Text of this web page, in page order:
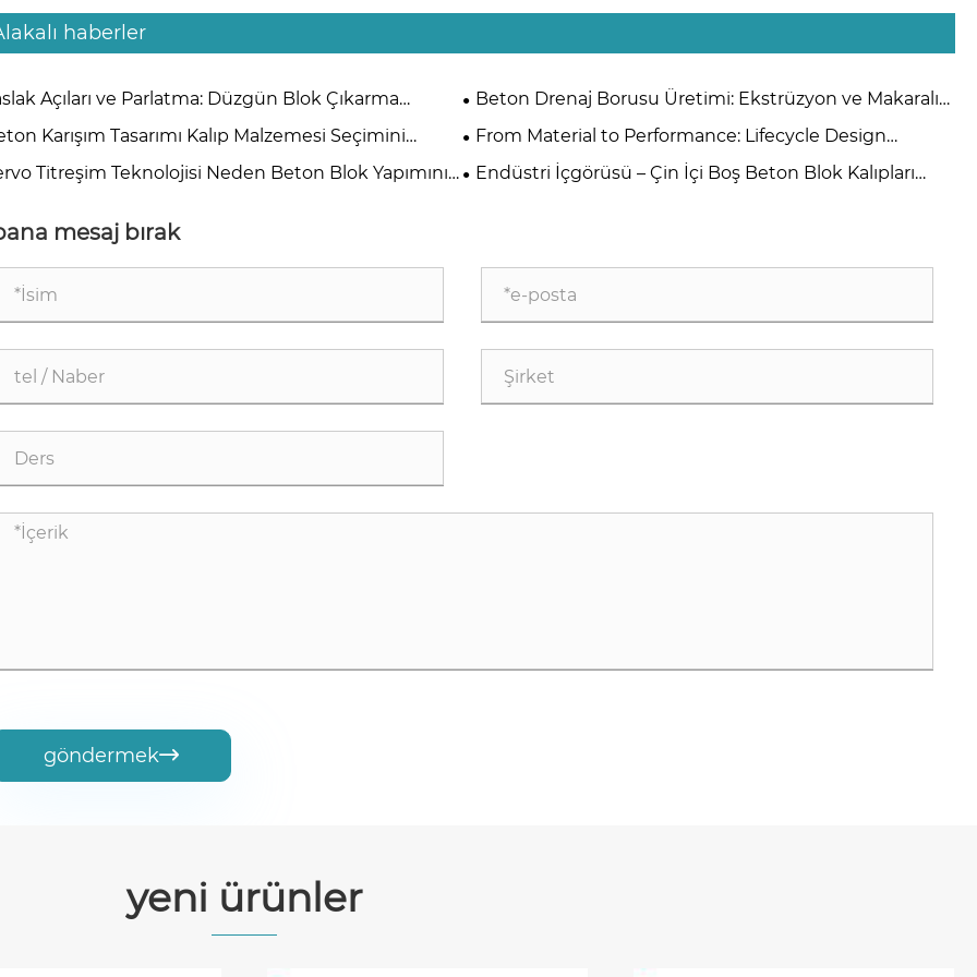
haberler
Açıları ve Parlatma: Düzgün Blok Çıkarma
Beton Drenaj Borusu Üretimi: Ekstrüzyon ve Makaralı
Askı Yöntemleri Arasında Nasıl Seçim Yapılır?
Karışım Tasarımı Kalıp Malzemesi Seçimini
Nasıl Etkiler?
From Material to Performance: Lifecycle Design
Principles for High-Quality Concrete Steel Moulds
Titreşim Teknolojisi Neden Beton Blok Yapımının
Endüstri İçgörüsü – Çin İçi Boş Beton Blok Kalıpları
mesaj bırak
göndermek
yeni ürünler